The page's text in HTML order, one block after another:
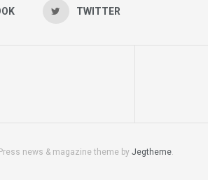
TWITTER
news & magazine theme by Jegtheme